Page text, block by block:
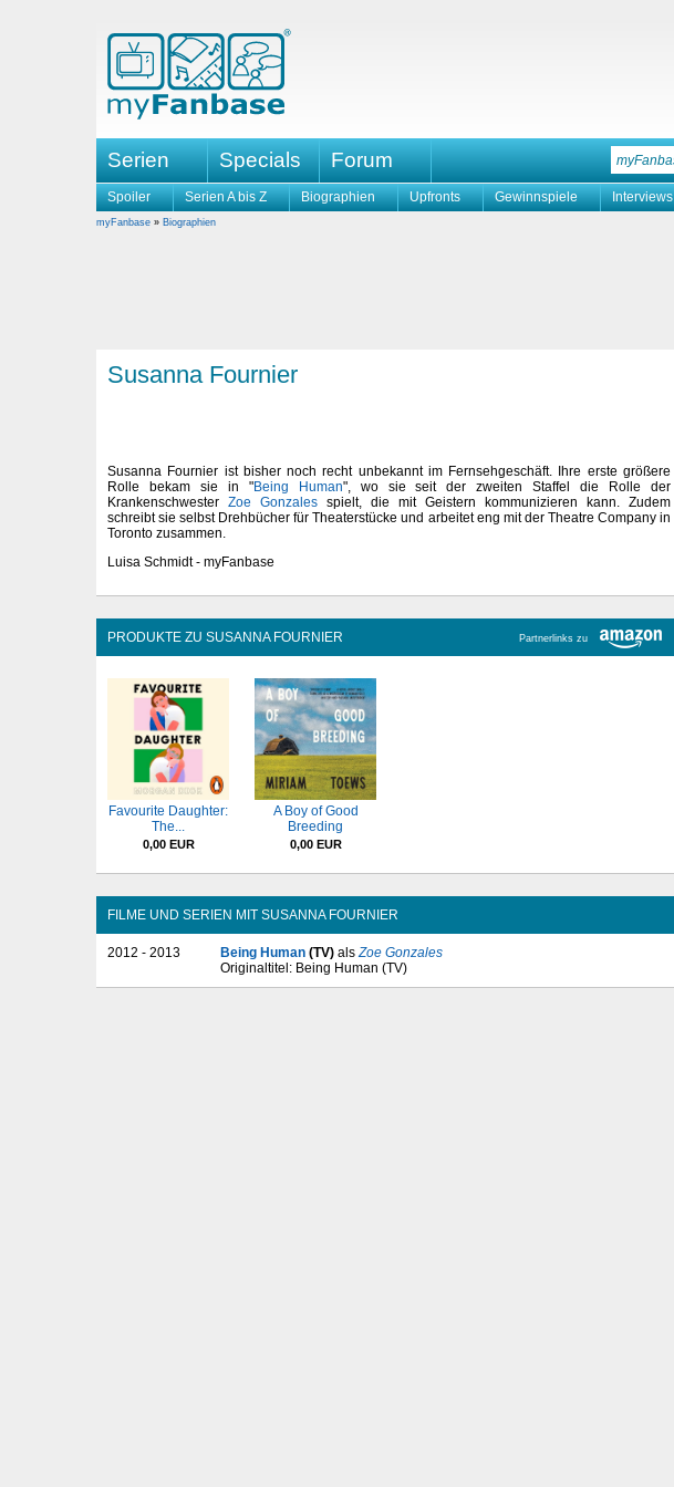
Serien Specials Forum
Spoiler Serien A bis Z Biographien Upfronts Gewinnspiele Interviews
myFanbase » Biographien
Susanna Fournier
Susanna Fournier ist bisher noch recht unbekannt im Fernsehgeschäft. Ihre erste größere
Rolle bekam sie in "Being Human", wo sie seit der zweiten Staffel die Rolle der
Krankenschwester Zoe Gonzales spielt, die mit Geistern kommunizieren kann. Zudem
schreibt sie selbst Drehbücher für Theaterstücke und arbeitet eng mit der Theatre Company in
Toronto zusammen.
Luisa Schmidt - myFanbase
Partnerlinks zu
PRODUKTE ZU SUSANNA FOURNIER
Favourite Daughter:
The...
0,00 EUR
A Boy of Good
Breeding
0,00 EUR
FILME UND SERIEN MIT SUSANNA FOURNIER
2012 - 2013 Being Human (TV) als Zoe Gonzales
Originaltitel: Being Human (TV)